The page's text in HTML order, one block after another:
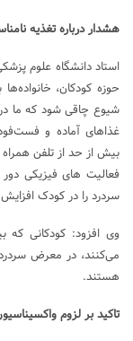
هشدار درباره تغذیه
استاد دانشگاه علوم
حوزه کودکان،
شیوع چاقی شود که ما در
غذاهای آماده و
بیش از حد از تلفن همراه
فعالیت های فیزیکی
سردرد را در کودک
وی افزود: کودکانی
می‌کنند، در معرض
هستند.
تاکید بر لزوم